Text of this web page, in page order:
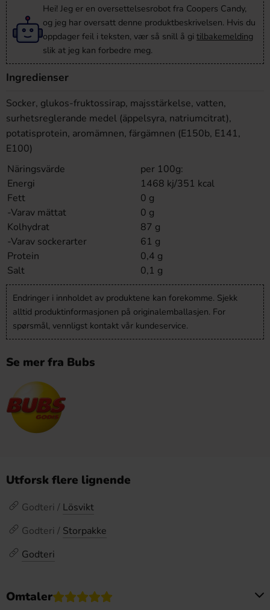
Hei! Jeg er en oversettelsesrobot fra Coopers Candy,
og jeg har oversatt denne produktbeskrivelsen. Hvis du
oppdager feil i teksten, vær så snill å gi tilbakemelding
slik at jeg kan forbedre meg.
Ingredienser
Socker, glukos-fruktossirap, majsstärkelse, vatten,
surhetsreglerande medel (äppelsyra, natriumcitrat),
potatisprotein, aromämnen, färgämnen (E150b, E141,
E100)
Näringsvärde
per 100g:
Energi
1468 kj/351 kcal
Fett
0 g
-Varav mättat
0 g
Kolhydrat
87 g
-Varav sockerarter
61 g
Protein
0,4 g
Salt
0,1 g
Endringer i innholdet av produktene kan forekomme. Sjekk
alltid produktinformasjonen på originalemballasjen. For
spørsmål, vennligst kontakt vår kundeservice.
Se mer fra Bubs
Utforsk flere lignende
Godteri / Lösvikt
Godteri / Storpakke
Godteri
Omtaler